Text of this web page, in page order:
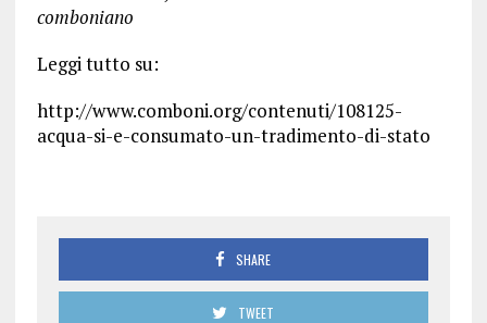
comboniano
Leggi tutto su:
http://www.comboni.org/contenuti/108125-
acqua-si-e-consumato-un-tradimento-di-stato
SHARE
TWEET